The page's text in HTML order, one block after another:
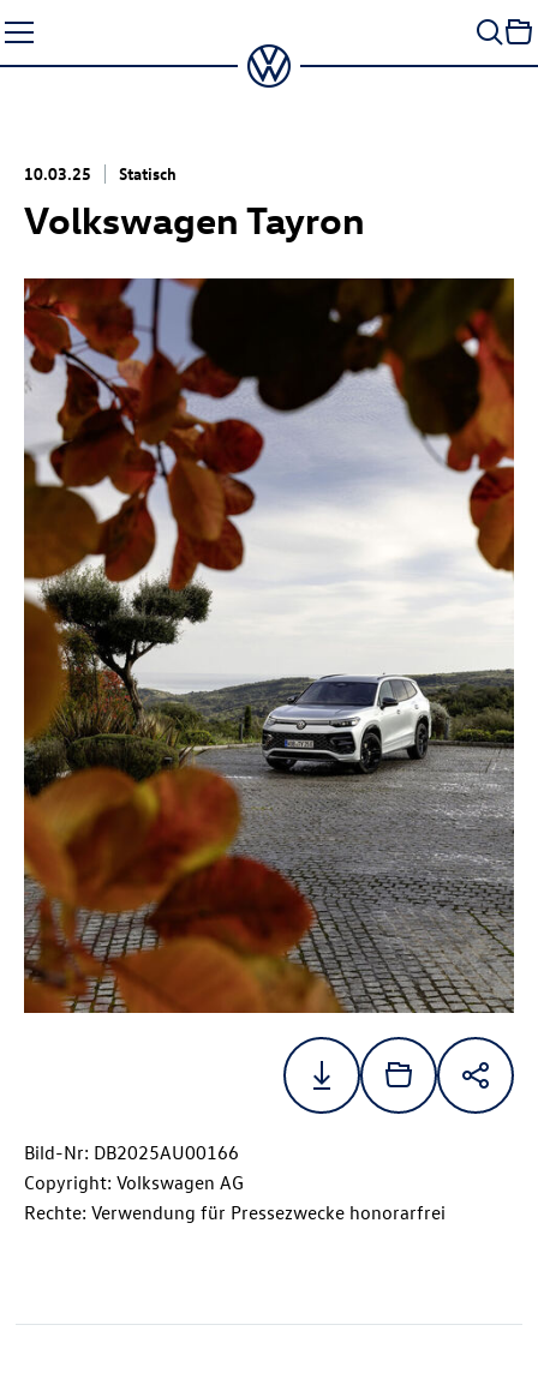
Seiteninhalt
springen
10.03.25 Statisch
Volkswagen Tayron
Bild-Nr: DB2025AU00166
Copyright: Volkswagen AG
Rechte: Verwendung für Pressezwecke honorarfrei